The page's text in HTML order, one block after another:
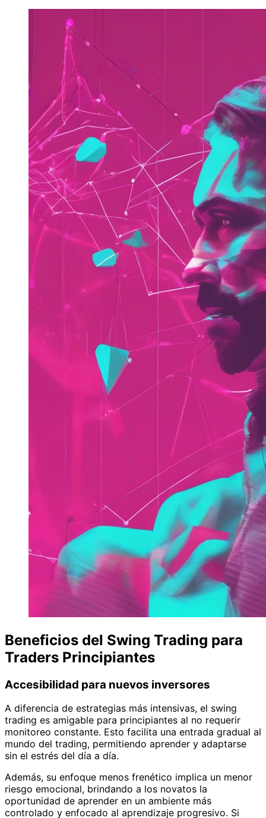
Beneficios del Swing Trading para
Traders Principiantes
Accesibilidad para nuevos inversores
A diferencia de estrategias más intensivas, el swing
trading es amigable para principiantes al no requerir
monitoreo constante. Esto facilita una entrada gradual al
mundo del trading, permitiendo aprender y adaptarse
sin el estrés del día a día.
Además, su enfoque menos frenético implica un menor
riesgo emocional, brindando a los novatos la
oportunidad de aprender en un ambiente más
controlado y enfocado al aprendizaje progresivo. Si